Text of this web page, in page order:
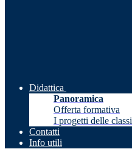
Didattica
Panoramica
Offerta formativa
I progetti delle classi
Contatti
Info utili